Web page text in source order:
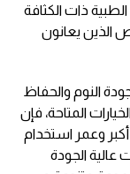
ذات الكثافة
الذين يعانون
النوم والحفاظ
المتاحة، فإن
وعمر استخدام
عالية الجودة